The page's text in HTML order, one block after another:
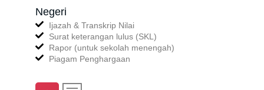
Negeri
Ijazah & Transkrip Nilai
Surat keterangan lulus (SKL)
Rapor (untuk sekolah menengah)
Piagam Penghargaan